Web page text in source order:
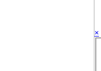
×